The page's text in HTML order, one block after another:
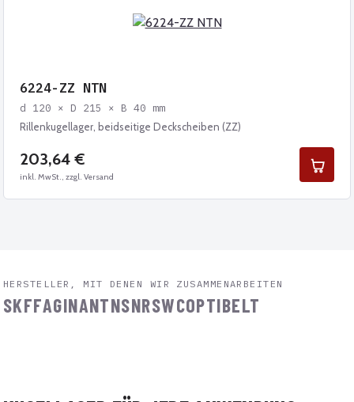
6224-ZZ NTN
d 120 × D 215 × B 40 mm
Rillenkugellager, beidseitige Deckscheiben (ZZ)
203,64 €
inkl. MwSt., zzgl. Versand
HERSTELLER, MIT DENEN WIR ZUSAMMENARBEITEN
SKFFAGINANTNSNRSWCOPTIBELT